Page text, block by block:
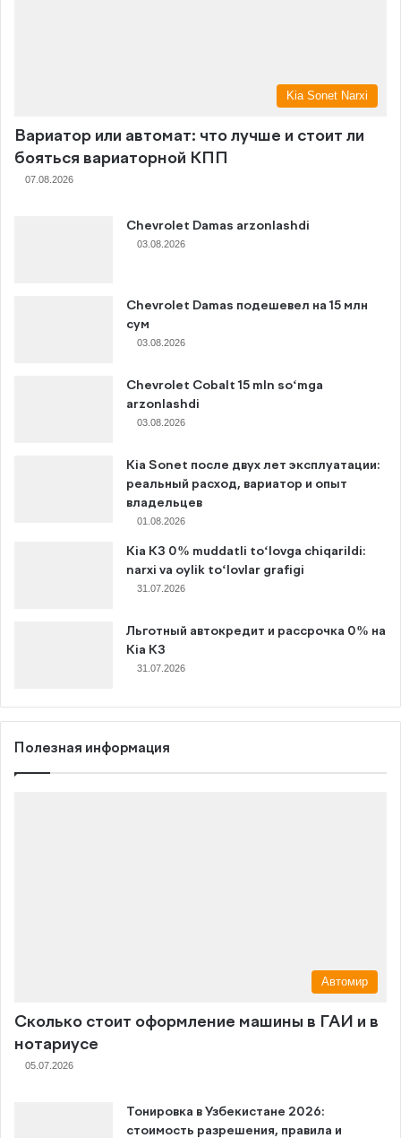
Kia Sonet Narxi
Вариатор или автомат: что лучше и стоит ли
бояться вариаторной КПП
07.08.2026
Chevrolet Damas arzonlashdi
03.08.2026
Chevrolet Damas подешевел на 15 млн
сум
03.08.2026
Chevrolet Cobalt 15 mln so‘mga
arzonlashdi
03.08.2026
Kia Sonet после двух лет эксплуатации:
реальный расход, вариатор и опыт
владельцев
01.08.2026
Kia K3 0% muddatli to‘lovga chiqarildi:
narxi va oylik to‘lovlar grafigi
31.07.2026
Льготный автокредит и рассрочка 0% на
Kia K3
31.07.2026
Полезная информация
Автомир
Сколько стоит оформление машины в ГАИ и в
нотариусе
05.07.2026
Тонировка в Узбекистане 2026:
стоимость разрешения, правила и